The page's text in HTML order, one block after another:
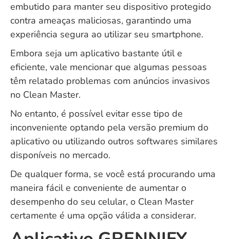
embutido para manter seu dispositivo protegido
contra ameaças maliciosas, garantindo uma
experiência segura ao utilizar seu smartphone.
Embora seja um aplicativo bastante útil e
eficiente, vale mencionar que algumas pessoas
têm relatado problemas com anúncios invasivos
no Clean Master.
No entanto, é possível evitar esse tipo de
inconveniente optando pela versão premium do
aplicativo ou utilizando outros softwares similares
disponíveis no mercado.
De qualquer forma, se você está procurando uma
maneira fácil e conveniente de aumentar o
desempenho do seu celular, o Clean Master
certamente é uma opção válida a considerar.